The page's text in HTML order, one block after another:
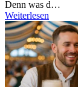
Denn was d…
Weiterlesen